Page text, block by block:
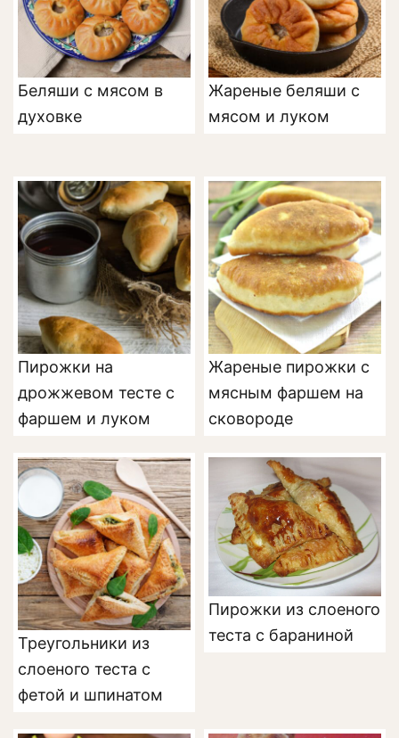
Беляши с мясом в
духовке
Жареные беляши с
мясом и луком
Пирожки на
дрожжевом тесте с
фаршем и луком
Жареные пирожки с
мясным фаршем на
сковороде
Треугольники из
слоеного теста с
фетой и шпинатом
Пирожки из слоеного
теста с бараниной